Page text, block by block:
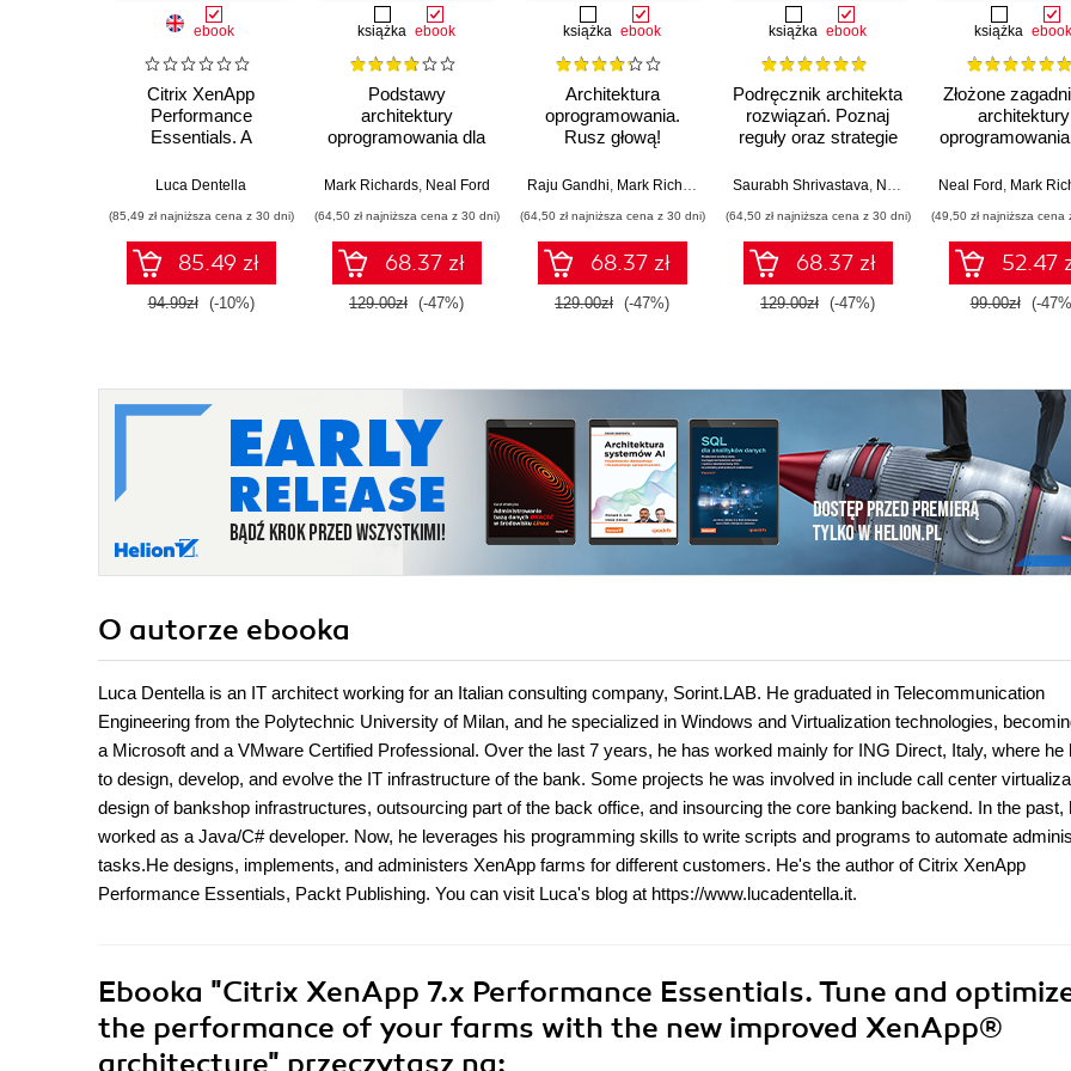
ebook
Citrix XenApp
Performance
Essentials. A
tuning and optimizing
XenApp farms using
real-world examples
Luca Dentella
(85,49 zł najniższa cena z 30 dni)
85.49 zł
94.99zł (-10%)
książka ebook
Podstawy
architektury
oprogramowania dla
II
Mark Richards, Neal Ford
(64,50 zł najniższa cena z 30 dni)
68.37 zł
129.00zł (-47%)
książka ebook
Architektura
oprogramowania.
Rusz głową!
myśleniu
Raju Gandhi, Mark Richards Neal Ford
(64,50 zł najniższa cena z 30 dni)
68.37 zł
129.00zł (-47%)
książka ebook
Podręcznik architekta
rozwiązań. Poznaj
reguły oraz strategie
rozpocznij niezwykłą
Saurabh Shrivastava, Neelanjali Srivastav
(64,50 zł najniższa cena z 30 dni)
68.37 zł
129.00zł (-47%)
książka ebook
Złożone
architektury
kompromisy
decyzje
Neal Ford , Mark
(49,50 zł najniższa cena
52.47
99.00zł (-
O autorze ebooka
Luca Dentella is an IT architect working for an Italian consulting company, Sorint.LAB. He graduated in Telecommunication
Engineering from the Polytechnic University of Milan, and he specialized in Windows and Virtualization technologies,
a Microsoft and a VMware Certified Professional. Over the last 7 years, he has worked mainly for ING Direct, Italy, where he
to design, develop, and evolve the IT infrastructure of the bank. Some projects he was involved in include call center
design of bankshop infrastructures, outsourcing part of the back office, and insourcing the core banking backend. In the past,
worked as a Java/C# developer. Now, he leverages his programming skills to write scripts and programs to automate
tasks.He designs, implements, and administers XenApp farms for different customers. He's the author of Citrix XenApp
Performance Essentials, Packt Publishing. You can visit Luca's blog at https://www.lucadentella.it.
Ebooka "Citrix XenApp 7.x Performance Essentials. Tune and
the performance of your farms with the new improved XenApp®